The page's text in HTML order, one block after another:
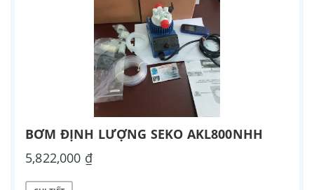
BƠM ĐỊNH LƯỢNG SEKO AKL800NHH
5,822,000 ₫